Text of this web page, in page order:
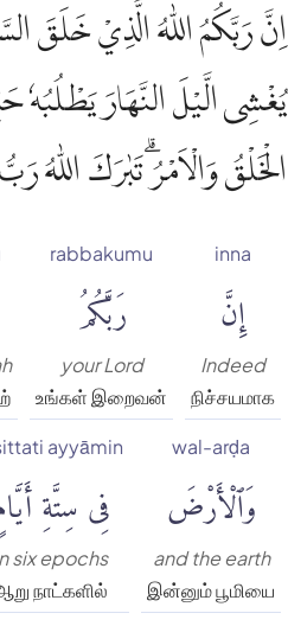
اِنَّ رَبَّكُمُ اللّٰهُ الَّذِيْ خَلَقَ
يُغْشِى الَّيْلَ النَّهَارَ يَطْلُبُهٗ
الْخَلْقُ وَالْاَمْرُۗ تَبٰرَكَ اللّٰهُ
inna
إِنَّ
Indeed
நிச்சயமாக
rabbakumu
رَبَّكُمُ
your Lord
உங்கள் இறைவன்
wal-arḍa
وَٱلْأَرْضَ
and the earth
இன்னும் பூமியை
ayyāmin
فِى سِتَّةِ
six epochs
நாட்களில்